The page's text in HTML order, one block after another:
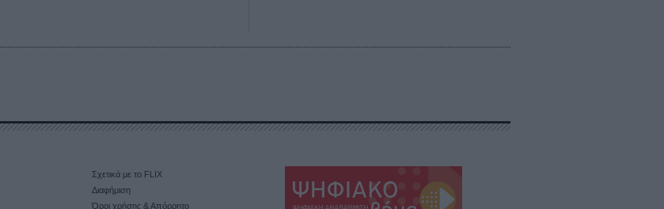
Σχετικά με το FLIX
Διαφήμιση
Όροι χρήσης & Απόρρητο